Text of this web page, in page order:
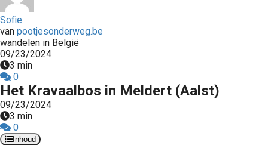
Sofie
van pootjesonderweg.be
wandelen in België
09/23/2024
3 min
0
Het Kravaalbos in Meldert (Aalst)
09/23/2024
3 min
0
Inhoud